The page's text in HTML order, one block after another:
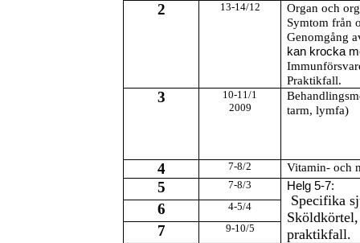
2 13-14/12
Organ och
Symtom från
Genomgång
kan krocka
Praktikfall.
3
10-11/1
2009
tarm, lymfa)
4 7-8/2 Vitamin- och
5 7-8/3 Helg 5-7:
Specifika s
praktikfall.
6 4-5/4
7
9-10/5